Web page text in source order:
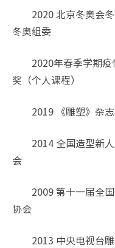
2020 北京冬奥会
冬奥组委
2020年春季学期
奖（个人课程）
2019 《雕塑》杂
2014 全国造型新
会
2009 第十一届全
协会
2013 中央电视台